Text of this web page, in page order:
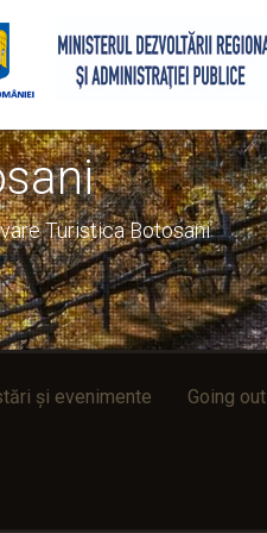
Turistica Botosani
și evenimente Going out